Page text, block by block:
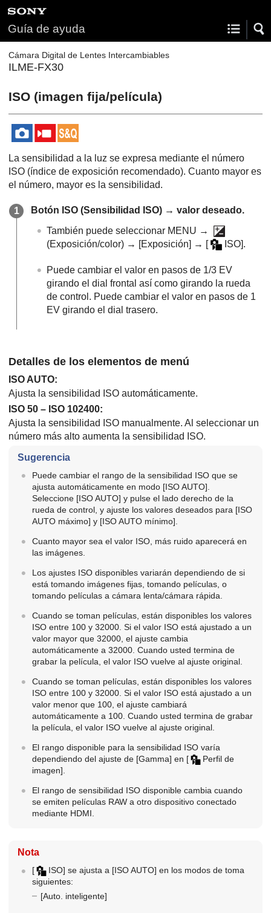
Guía de ayuda
Cámara Digital de Lentes Intercambiables
ILME-FX30
ISO (imagen fija/película)
La sensibilidad a la luz se expresa mediante el número
ISO (índice de exposición recomendado). Cuanto mayor es
el número, mayor es la sensibilidad.
Botón ISO (Sensibilidad ISO) → valor deseado.
También puede seleccionar MENU →
(Exposición/color) → [Exposición] → [ ISO].
Puede cambiar el valor en pasos de 1/3 EV
girando el dial frontal así como girando la rueda
de control. Puede cambiar el valor en pasos de 1
EV girando el dial trasero.
Detalles de los elementos de menú
ISO AUTO:
Ajusta la sensibilidad ISO automáticamente.
ISO 50 – ISO 102400:
Ajusta la sensibilidad ISO manualmente. Al seleccionar un
número más alto aumenta la sensibilidad ISO.
Sugerencia
Puede cambiar el rango de la sensibilidad ISO que se
ajusta automáticamente en modo [ISO AUTO]
Seleccione [ISO AUTO] y pulse el lado derecho de la
rueda de control, y ajuste los valores deseados para [ISO
AUTO máximo] y [ISO AUTO mínimo]
Cuanto mayor sea el valor ISO, más ruido aparecerá en
las imágenes.
Los ajustes ISO disponibles variarán dependiendo de si
está tomando imágenes fijas, tomando películas, o
tomando películas a cámara lenta/cámara rápida.
Cuando se toman películas, están disponibles los valores
ISO entre 100 y 32000. Si el valor ISO está ajustado a un
valor mayor que 32000, el ajuste cambia
automáticamente a 32000. Cuando usted termina de
grabar la película, el valor ISO vuelve al ajuste original.
Cuando se toman películas, están disponibles los valores
ISO entre 100 y 32000. Si el valor ISO está ajustado a un
valor menor que 100, el ajuste cambiará
automáticamente a 100. Cuando usted termina de grabar
la película, el valor ISO vuelve al ajuste original.
El rango disponible para la sensibilidad ISO varía
dependiendo del ajuste de [Gamma] en [
Perfil de
imagen]
El rango de sensibilidad ISO disponible cambia cuando
se emiten películas RAW a otro dispositivo conectado
mediante HDMI.
Nota
[ ISO] se ajusta a [ISO AUTO] en los modos de toma
siguientes:
[Auto. inteligente]